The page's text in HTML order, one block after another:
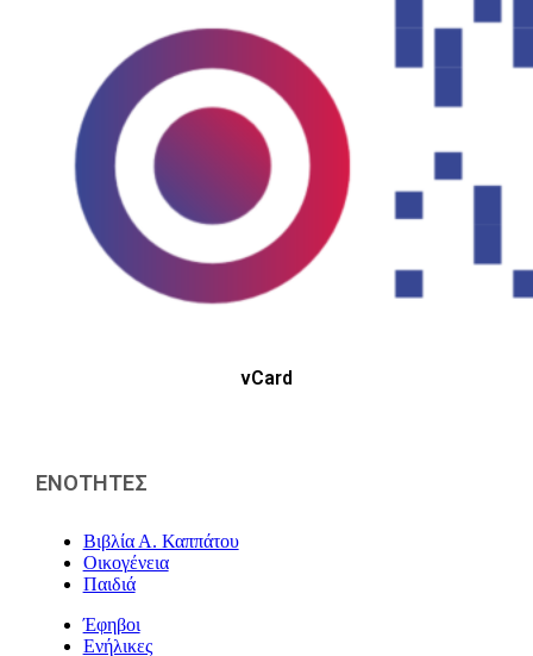
vCard
ΕΝΟΤΗΤΕΣ
Βιβλία Α. Καππάτου
Οικογένεια
Παιδιά
Έφηβοι
Ενήλικες